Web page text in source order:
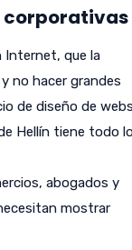
corporativas
Internet, que la
no hacer grandes
de diseño de webs
Hellín tiene todo
abogados y
mostrar